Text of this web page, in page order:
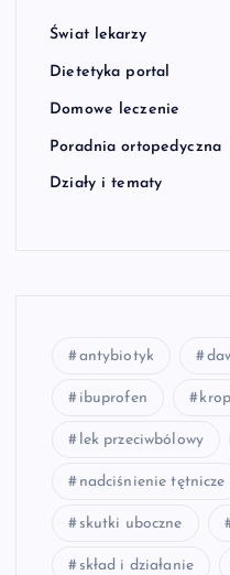
Świat lekarzy
Dietetyka portal
Domowe leczenie
Poradnia ortopedyczna
Działy i tematy
antybiotyk
ibuprofen
lek przeciwbólowy
nadciśnienie tętnicze
skutki uboczne
skład i działanie